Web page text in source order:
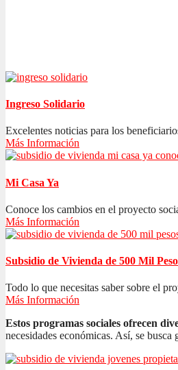
Ingreso Solidario
Excelentes noticias para los
Más Información
Mi Casa Ya
Conoce los cambios en el proyecto
Más Información
Subsidio de Vivienda de 500 Mil
Todo lo que necesitas saber sobre el
Más Información
Estos programas sociales ofrecen
necesidades económicas. Así, se